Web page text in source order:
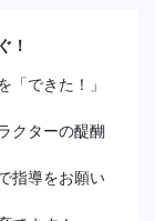
！
「できた！」
クターの醍醐
指導をお願い